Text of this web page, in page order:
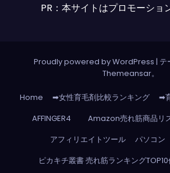
PR：本サイトはプロモーショ
Proudly powered by WordPress | テ
Themeansar。
Home ➡女性育毛剤比較ランキング
➡
AFFINGER4
Amazon売れ筋商品リ
アフィリエイトツール
パソコン
ピカキチ叢書 売れ筋ランキング